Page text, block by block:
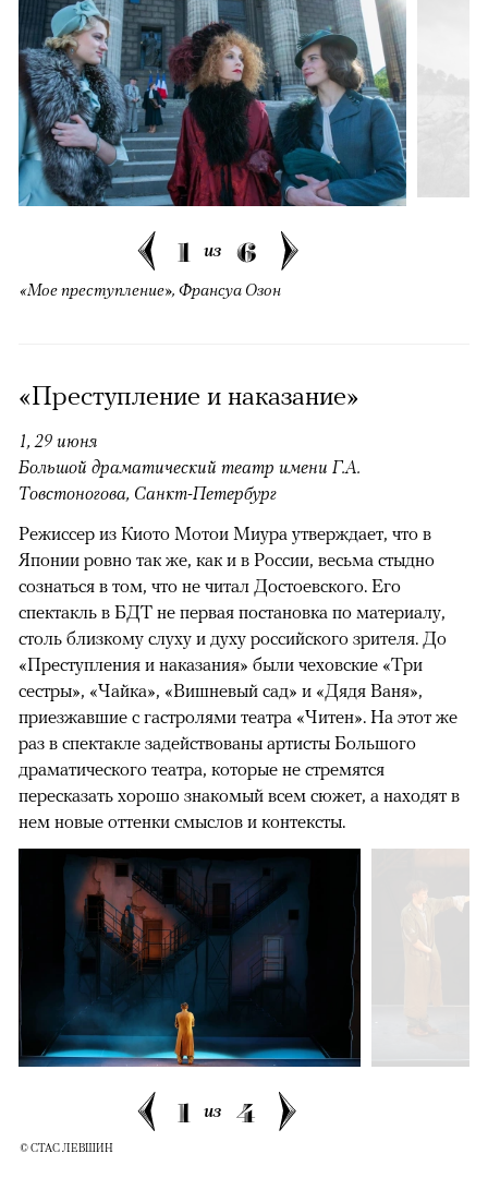
1 из 6
«Мое преступление», Франсуа Озон
«Преступление и наказание»
1, 29 июня
Большой драматический театр имени Г.А.
Товстоногова, Санкт-Петербург
Режиссер из Киото Мотои Миура утверждает, что в
Японии ровно так же, как и в России, весьма стыдно
сознаться в том, что не читал Достоевского. Его
спектакль в БДТ не первая постановка по материалу,
столь близкому слуху и духу российского зрителя. До
«Преступления и наказания» были чеховские «Три
сестры», «Чайка», «Вишневый сад» и «Дядя Ваня»,
приезжавшие с гастролями театра «Читен». На этот же
раз в спектакле задействованы артисты Большого
драматического театра, которые не стремятся
пересказать хорошо знакомый всем сюжет, а находят в
нем новые оттенки смыслов и контексты.
1 из 4
© СТАС ЛЕВШИН